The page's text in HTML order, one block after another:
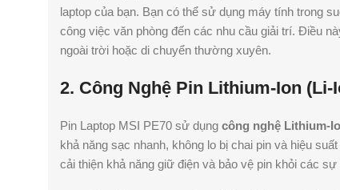
laptop của bạn. Bạn có thể sử dụng máy tính trong
công việc văn phòng đến các nhu cầu giải trí. Điều
ngoài trời hoặc di chuyển thường xuyên.
2. Công Nghệ Pin Lithium-Ion (Li-
Pin Laptop MSI PE70 sử dụng công nghệ Lithium-
khả năng sạc nhanh, không lo bị chai pin và hiệu
cải thiện khả năng giữ điện và bảo vệ pin khỏi các